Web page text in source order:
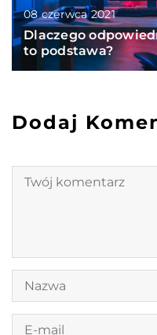
08 czerwca 2021
Dlaczego
to podstawa?
Dodaj